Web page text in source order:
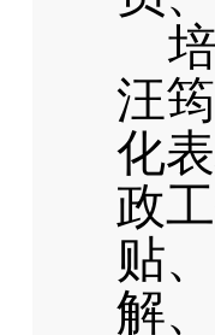
汪
化
政
贴
解